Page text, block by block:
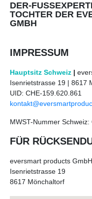
DER-
TOCHTER DER
GMBH
IMPRESSUM
Hauptsitz Schweiz |
Isenrietstrasse 19 | 8617
UID: CHE-159.620.861
MWST-Nummer Schweiz:
FÜR
eversmart products GmbH
Isenrietstrasse 19
8617 Mönchaltorf